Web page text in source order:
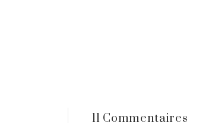
11 Commentaires